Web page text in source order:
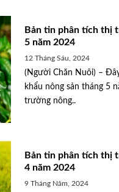
Bản tin phân tích thị
5 năm 2024
12 Tháng Sáu, 2024
(Người Chăn Nuôi) –
khẩu nông sản tháng 5
trường nông..
Bản tin phân tích thị
4 năm 2024
9 Tháng Năm, 2024